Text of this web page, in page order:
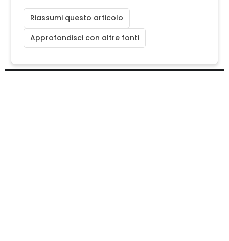
Riassumi questo articolo
Approfondisci con altre fonti